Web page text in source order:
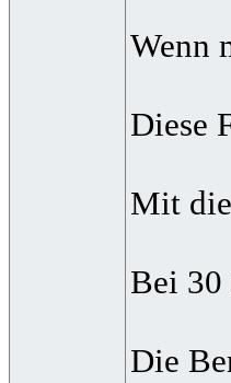
Wenn
Diese
Mit
Bei 30
Die